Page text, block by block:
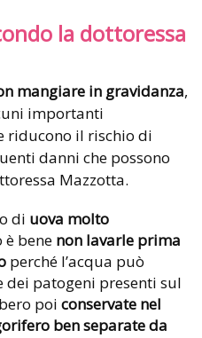
la dottoressa
mangiare in gravidanza,
importanti
riducono il rischio di
danni che possono
Mazzotta.
di uova molto
è bene non lavarle prima
perché l’acqua può
dei patogeni presenti sul
poi conservate nel
ben separate da